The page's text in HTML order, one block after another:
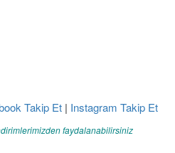
Takip Et| Instagram Takip Et
faydalanabilirsiniz